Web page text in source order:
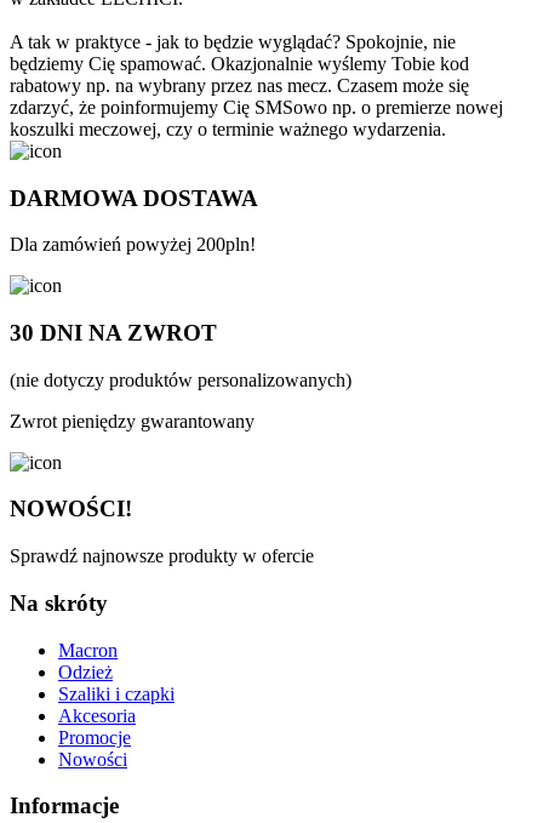
A tak w praktyce - jak to będzie wyglądać? Spokojnie, nie
będziemy Cię spamować. Okazjonalnie wyślemy Tobie kod
rabatowy np. na wybrany przez nas mecz. Czasem może się
zdarzyć, że poinformujemy Cię SMSowo np. o premierze nowej
koszulki meczowej, czy o terminie ważnego wydarzenia.
DARMOWA DOSTAWA
Dla zamówień powyżej 200pln!
30 DNI NA ZWROT
(nie dotyczy produktów personalizowanych)
Zwrot pieniędzy gwarantowany
NOWOŚCI!
Sprawdź najnowsze produkty w ofercie
Na skróty
Macron
Odzież
Szaliki i czapki
Akcesoria
Promocje
Nowości
Informacje